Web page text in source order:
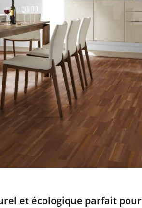
et écologique parfait pour